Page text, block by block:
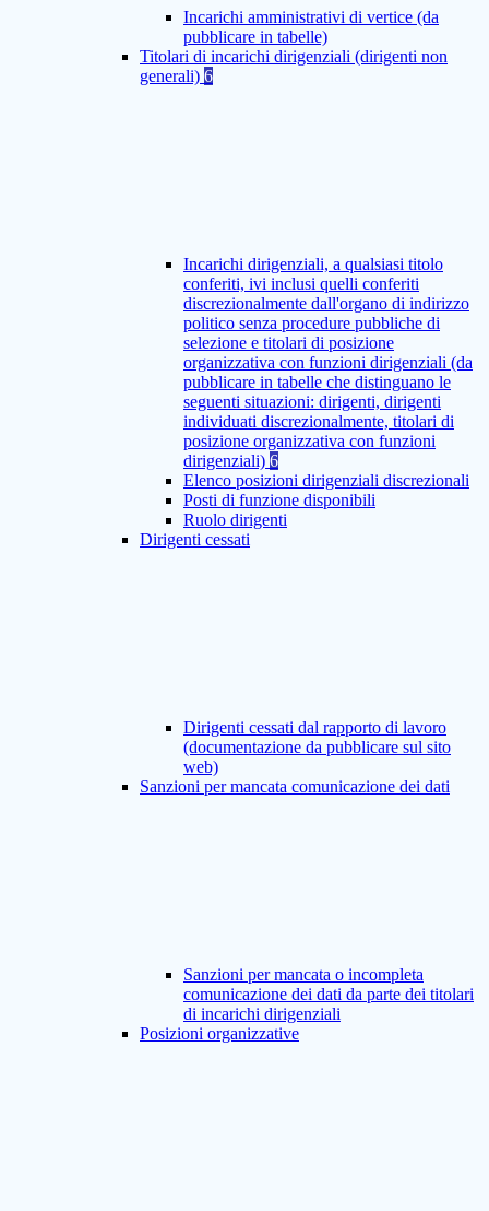
Incarichi amministrativi di vertice (da
pubblicare in tabelle)
Titolari di incarichi dirigenziali (dirigenti non
generali) 6
Incarichi dirigenziali, a qualsiasi titolo
conferiti, ivi inclusi quelli conferiti
discrezionalmente dall'organo di indirizzo
politico senza procedure pubbliche di
selezione e titolari di posizione
organizzativa con funzioni dirigenziali (da
pubblicare in tabelle che distinguano le
seguenti situazioni: dirigenti, dirigenti
individuati discrezionalmente, titolari di
posizione organizzativa con funzioni
dirigenziali) 6
Elenco posizioni dirigenziali discrezionali
Posti di funzione disponibili
Ruolo dirigenti
Dirigenti cessati
Dirigenti cessati dal rapporto di lavoro
(documentazione da pubblicare sul sito
web)
Sanzioni per mancata comunicazione dei dati
Sanzioni per mancata o incompleta
comunicazione dei dati da parte dei titolari
di incarichi dirigenziali
Posizioni organizzative